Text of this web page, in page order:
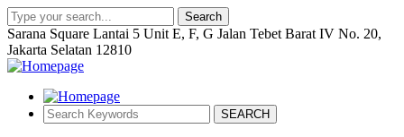
Search
Sarana Square Lantai 5 Unit E, F, G Jalan Tebet Barat IV No. 20,
Jakarta Selatan 12810
SEARCH